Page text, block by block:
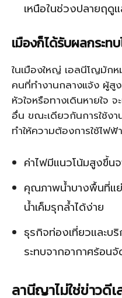
เหนือในช่วงปลายฤดู
เมืองก็ได้รับผลกระท
ในเมืองใหญ่ เอลนีโญมัก
คนที่ทำงานกลางแจ้ง ผู้สู
หัวใจหรือทางเดินหายใจ
อื่น ขณะเดียวกันการใช้ง
ทำให้ความต้องการใช้ไฟ
ค่าไฟมีแนวโน้มสูงขึ้น
คุณภาพน้ำบางพื้นที่แ
น้ำเค็มรุกล้ำได้ง่าย
ธุรกิจท่องเที่ยวและบ
ระทบจากอากาศร้อนจั
ลานีญาไม่ใช่ข่าวดี